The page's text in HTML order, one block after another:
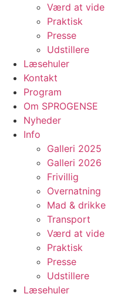
Værd at vide
Praktisk
Presse
Udstillere
Læsehuler
Kontakt
Program
Om SPROGENSE
Nyheder
Info
Galleri 2025
Galleri 2026
Frivillig
Overnatning
Mad & drikke
Transport
Værd at vide
Praktisk
Presse
Udstillere
Læsehuler